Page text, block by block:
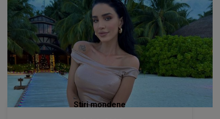
Stiri mondene